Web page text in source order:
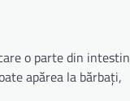
o parte din intestin
apărea la bărbați,